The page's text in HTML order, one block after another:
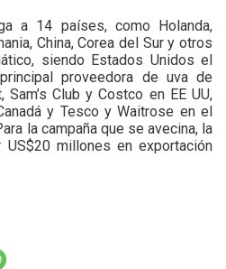
a 14 países, como Holanda,
China, Corea del Sur y otros
siendo Estados Unidos el
proveedora de uva de
Club y Costco en EE UU,
y Tesco y Waitrose en el
la campaña que se avecina, la
US$20 millones en exportación